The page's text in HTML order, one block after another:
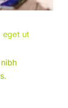
eget ut